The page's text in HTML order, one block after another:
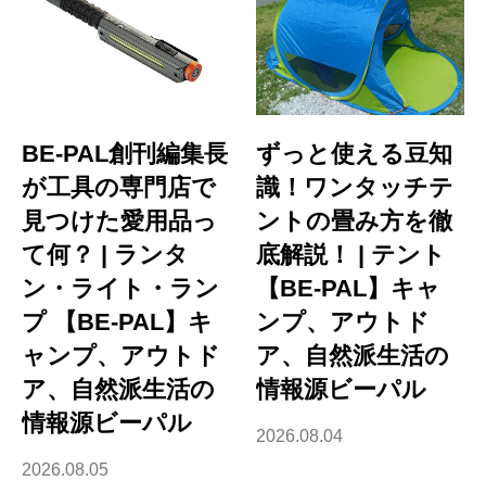
BE-PAL創刊編集長
が工具の専門店で
見つけた愛用品っ
て何？ | ランタ
ン・ライト・ラン
プ 【BE-PAL】キ
ャンプ、アウトド
ア、自然派生活の
情報源ビーパル
2026.08.05
ずっと使える豆知
識！ワンタッチテ
ントの畳み方を徹
底解説！ | テント
【BE-PAL】キャ
ンプ、アウトド
ア、自然派生活の
情報源ビーパル
2026.08.04